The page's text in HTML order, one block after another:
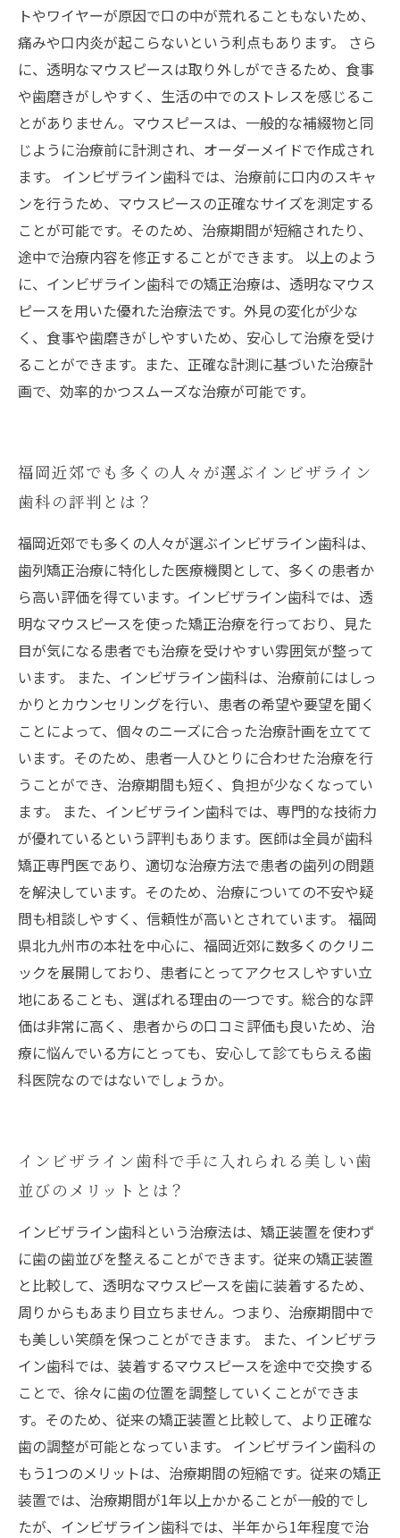
トやワイヤーが原因で口の中が荒れることもないため、
痛みや口内炎が起こらないという利点もあります。 さら
に、透明なマウスピースは取り外しができるため、食事
や歯磨きがしやすく、生活の中でのストレスを感じるこ
とがありません。マウスピースは、一般的な補綴物と同
じように治療前に計測され、オーダーメイドで作成され
ます。 インビザライン歯科では、治療前に口内のスキャ
ンを行うため、マウスピースの正確なサイズを測定する
ことが可能です。そのため、治療期間が短縮されたり、
途中で治療内容を修正することができます。 以上のよう
に、インビザライン歯科での矯正治療は、透明なマウス
ピースを用いた優れた治療法です。外見の変化が少な
く、食事や歯磨きがしやすいため、安心して治療を受け
ることができます。また、正確な計測に基づいた治療計
画で、効率的かつスムーズな治療が可能です。
福岡近郊でも多くの人々が選ぶインビザライン
歯科の評判とは？
福岡近郊でも多くの人々が選ぶインビザライン歯科は、
歯列矯正治療に特化した医療機関として、多くの患者か
ら高い評価を得ています。インビザライン歯科では、透
明なマウスピースを使った矯正治療を行っており、見た
目が気になる患者でも治療を受けやすい雰囲気が整って
います。 また、インビザライン歯科は、治療前にはしっ
かりとカウンセリングを行い、患者の希望や要望を聞く
ことによって、個々のニーズに合った治療計画を立てて
います。そのため、患者一人ひとりに合わせた治療を行
うことができ、治療期間も短く、負担が少なくなってい
ます。 また、インビザライン歯科では、専門的な技術力
が優れているという評判もあります。医師は全員が歯科
矯正専門医であり、適切な治療方法で患者の歯列の問題
を解決しています。そのため、治療についての不安や疑
問も相談しやすく、信頼性が高いとされています。 福岡
県北九州市の本社を中心に、福岡近郊に数多くのクリニ
ックを展開しており、患者にとってアクセスしやすい立
地にあることも、選ばれる理由の一つです。総合的な評
価は非常に高く、患者からの口コミ評価も良いため、治
療に悩んでいる方にとっても、安心して診てもらえる歯
科医院なのではないでしょうか。
インビザライン歯科で手に入れられる美しい歯
並びのメリットとは？
インビザライン歯科という治療法は、矯正装置を使わず
に歯の歯並びを整えることができます。従来の矯正装置
と比較して、透明なマウスピースを歯に装着するため、
周りからもあまり目立ちません。つまり、治療期間中で
も美しい笑顔を保つことができます。 また、インビザラ
イン歯科では、装着するマウスピースを途中で交換する
ことで、徐々に歯の位置を調整していくことができま
す。そのため、従来の矯正装置と比較して、より正確な
歯の調整が可能となっています。 インビザライン歯科の
もう1つのメリットは、治療期間の短縮です。従来の矯正
装置では、治療期間が1年以上かかることが一般的でし
たが、インビザライン歯科では、半年から1年程度で治